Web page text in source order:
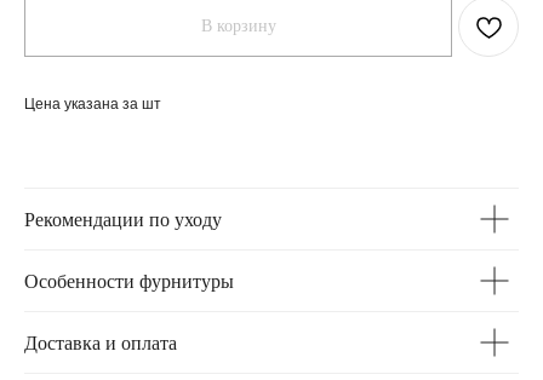
В корзину
Цена указана за шт
Рекомендации по уходу
Особенности фурнитуры
Доставка и оплата